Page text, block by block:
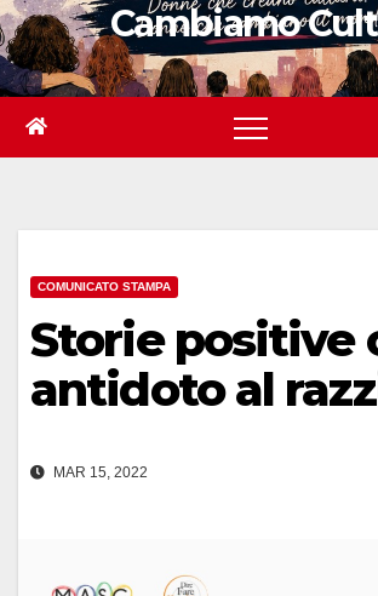
Cambiamo
COMUNICATO STAMPA
Storie positive
antidoto al
MAR 15, 2022